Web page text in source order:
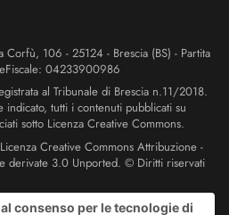
Corfù, 106 - 25124 - Brescia (BS) - Partita
04233900986
al Tribunale di Brescia n.11/2018.
indicato, tutti i contenuti pubblicati su
sotto Licenza Creative Commons.
Creative Commons Attribuzione -
derivate 3.0 Unported. © Diritti riservati
consenso per le tecnologie di